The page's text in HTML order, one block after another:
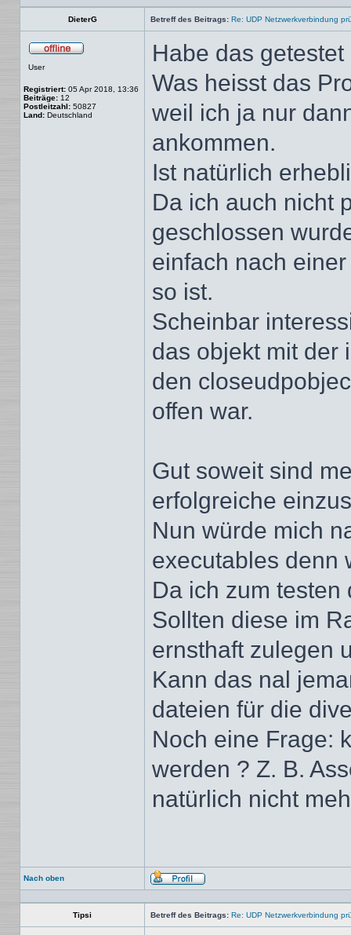
DieterG Betreff des Beitrags: Re: UDP Netzwerkverbindung
User
Registriert: 05 Apr 2018, 13:36
Beiträge: 12
Postleitzahl: 50827
Land: Deutschland
Habe das
Was heisst das
weil ich ja nur
ankommen.
Ist natürlich
Da ich auch nicht
geschlossen
einfach nach
so ist.
Scheinbar
das objekt mit der
den
offen war.
Gut soweit sind
erfolgreiche
Nun würde mich
executables denn
Da ich zum
Sollten diese im
ernsthaft zulegen
Kann das nal
dateien für die
Noch eine Frage:
werden ? Z. B.
natürlich nicht
Nach oben
Profil
Tipsi Betreff des Beitrags: Re: UDP Netzwerkverbindung